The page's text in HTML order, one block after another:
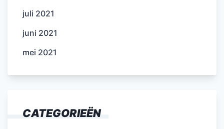
juli 2021
juni 2021
mei 2021
CATEGORIEËN